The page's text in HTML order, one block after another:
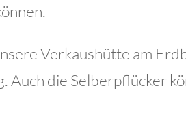
Verkaushütte am
die Selberpflücker